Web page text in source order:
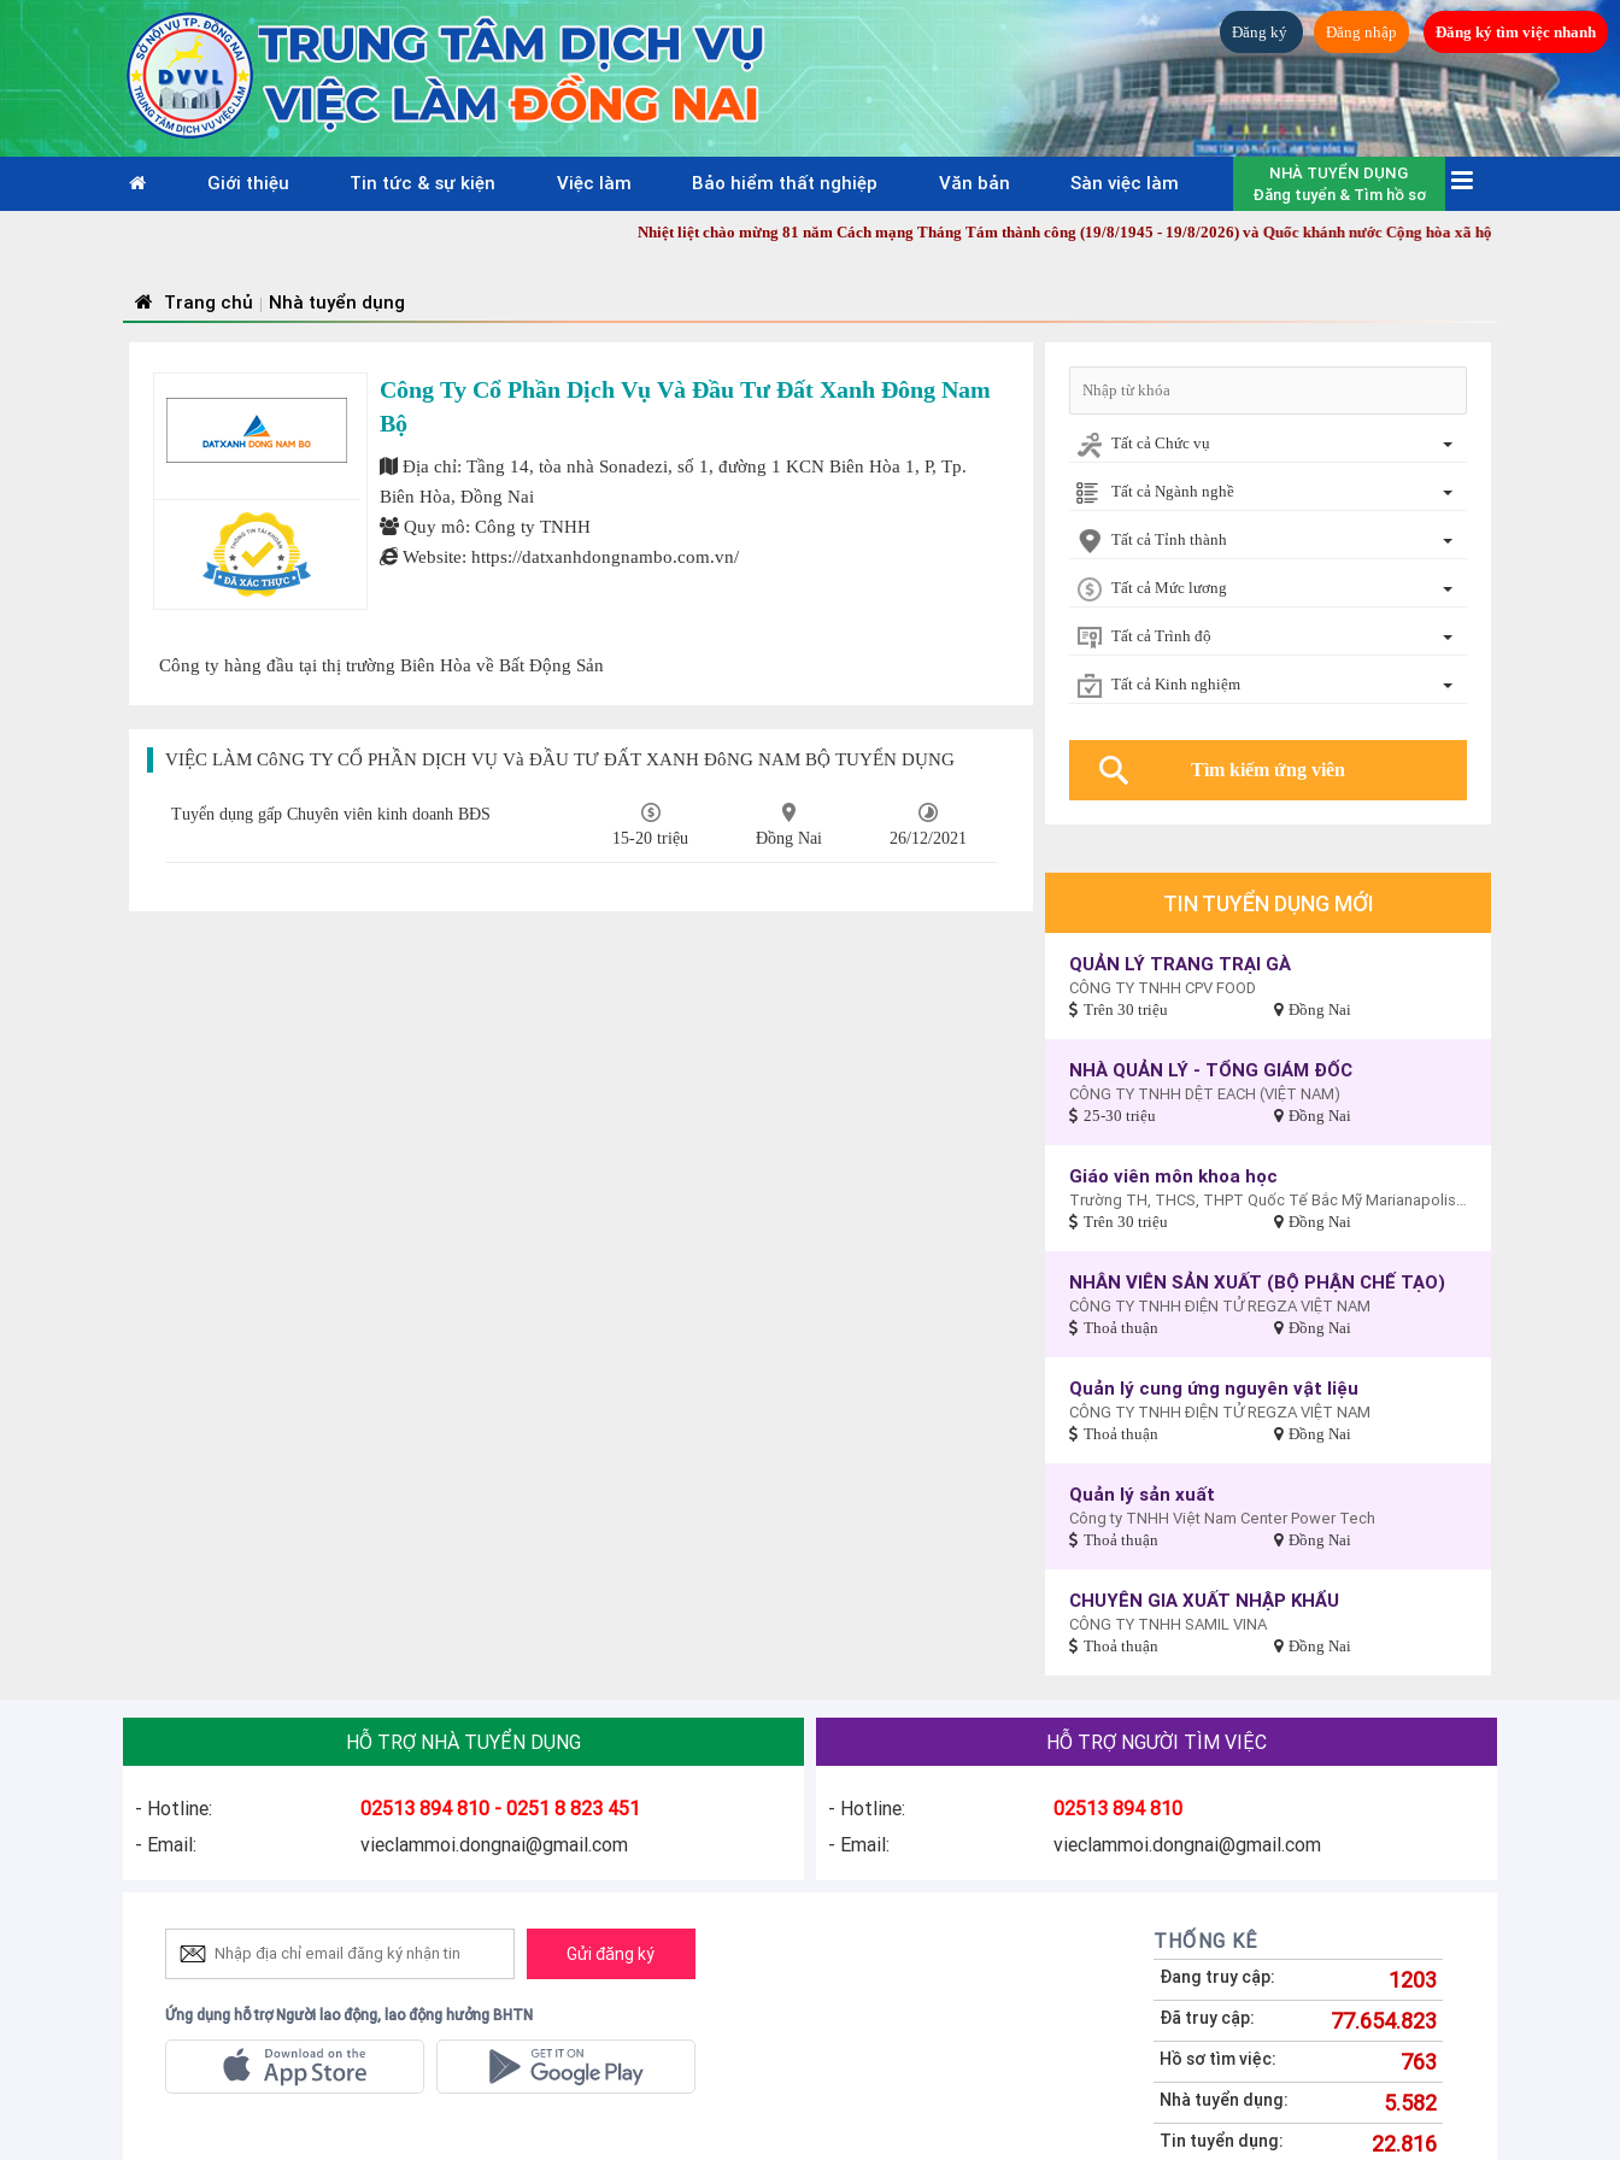
Đăng ký Đăng nhập Đăng ký tìm việc nhanh
Giới thiệu Tin tức & sự kiện Việc làm Bảo hiểm thất nghiệp Văn bản Sàn việc làm
NHÀ TUYỂN DỤNG
Đăng tuyển & Tìm hồ sơ
Nhiệt liệt chào mừng 81 năm Cách mạng Tháng Tám thành công (19/8/1945 - 19/8/2026) và Quốc khánh nước Cộng hòa xã hội chủ nghĩa Việt Nam (2/
Trang chủ | Nhà tuyển dụng
Công Ty Cổ Phần Dịch Vụ Và Đầu Tư Đất Xanh Đông Nam
Bộ
Địa chỉ: Tầng 14, tòa nhà Sonadezi, số 1, đường 1 KCN Biên Hòa 1, P, Tp.
Biên Hòa, Đồng Nai
Quy mô: Công ty TNHH
Website: https://datxanhdongnambo.com.vn/
Công ty hàng đầu tại thị trường Biên Hòa về Bất Động Sản
VIỆC LÀM CôNG TY CỔ PHẦN DỊCH VỤ Và ĐẦU TƯ ĐẤT XANH ĐôNG NAM BỘ TUYỂN DỤNG
Tuyển dụng gấp Chuyên viên kinh doanh BĐS
15-20 triệu
Đồng Nai 26/12/2021
Tất cả Chức vụ
Tất cả Ngành nghề
Tất cả Tỉnh thành
Tất cả Mức lương
Tất cả Trình độ
Tất cả Kinh nghiệm
TIN TUYỂN DỤNG MỚI
QUẢN LÝ TRANG TRẠI GÀ
CÔNG TY TNHH CPV FOOD
Trên 30 triệu Đồng Nai
NHÀ QUẢN LÝ - TỔNG GIÁM ĐỐC
CÔNG TY TNHH DỆT EACH (VIỆT NAM)
25-30 triệu Đồng Nai
Giáo viên môn khoa học
Trường TH, THCS, THPT Quốc Tế Bắc Mỹ Marianapolis - Cơ sở Biên Hòa
Trên 30 triệu Đồng Nai
NHÂN VIÊN SẢN XUẤT (BỘ PHẬN CHẾ TẠO)
CÔNG TY TNHH ĐIỆN TỬ REGZA VIỆT NAM
Thoả thuận Đồng Nai
Quản lý cung ứng nguyên vật liệu
CÔNG TY TNHH ĐIỆN TỬ REGZA VIỆT NAM
Thoả thuận Đồng Nai
Quản lý sản xuất
Công ty TNHH Việt Nam Center Power Tech
Thoả thuận Đồng Nai
CHUYÊN GIA XUẤT NHẬP KHẨU
CÔNG TY TNHH SAMIL VINA
Thoả thuận Đồng Nai
HỖ TRỢ NHÀ TUYỂN DỤNG
- Hotline:
02513 894 810 - 0251 8 823 451
- Email:
vieclammoi.dongnai@gmail.com
HỖ TRỢ NGƯỜI TÌM VIỆC
- Hotline:
02513 894 810
- Email:
vieclammoi.dongnai@gmail.com
Gửi đăng ký
Ứng dụng hỗ trợ Người lao động, lao động hưởng BHTN
THỐNG KÊ
Đang truy cập: 1203
Đã truy cập: 77.654.823
Hồ sơ tìm việc: 763
Nhà tuyển dụng: 5.582
Tin tuyển dụng: 22.816